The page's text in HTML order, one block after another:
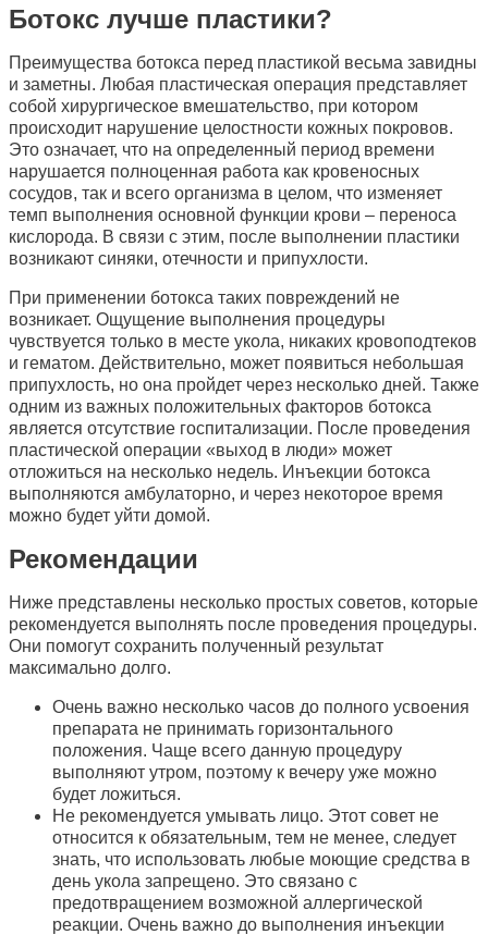
Ботокс лучше пластики?
Преимущества ботокса перед пластикой весьма завидны
и заметны. Любая пластическая операция представляет
собой хирургическое вмешательство, при котором
происходит нарушение целостности кожных покровов.
Это означает, что на определенный период времени
нарушается полноценная работа как кровеносных
сосудов, так и всего организма в целом, что изменяет
темп выполнения основной функции крови – переноса
кислорода. В связи с этим, после выполнении пластики
возникают синяки, отечности и припухлости.
При применении ботокса таких повреждений не
возникает. Ощущение выполнения процедуры
чувствуется только в месте укола, никаких кровоподтеков
и гематом. Действительно, может появиться небольшая
припухлость, но она пройдет через несколько дней. Также
одним из важных положительных факторов ботокса
является отсутствие госпитализации. После проведения
пластической операции «выход в люди» может
отложиться на несколько недель. Инъекции ботокса
выполняются амбулаторно, и через некоторое время
можно будет уйти домой.
Рекомендации
Ниже представлены несколько простых советов, которые
рекомендуется выполнять после проведения процедуры.
Они помогут сохранить полученный результат
максимально долго.
Очень важно несколько часов до полного усвоения
препарата не принимать горизонтального
положения. Чаще всего данную процедуру
выполняют утром, поэтому к вечеру уже можно
будет ложиться.
Не рекомендуется умывать лицо. Этот совет не
относится к обязательным, тем не менее, следует
знать, что использовать любые моющие средства в
день укола запрещено. Это связано с
предотвращением возможной аллергической
реакции. Очень важно до выполнения инъекции